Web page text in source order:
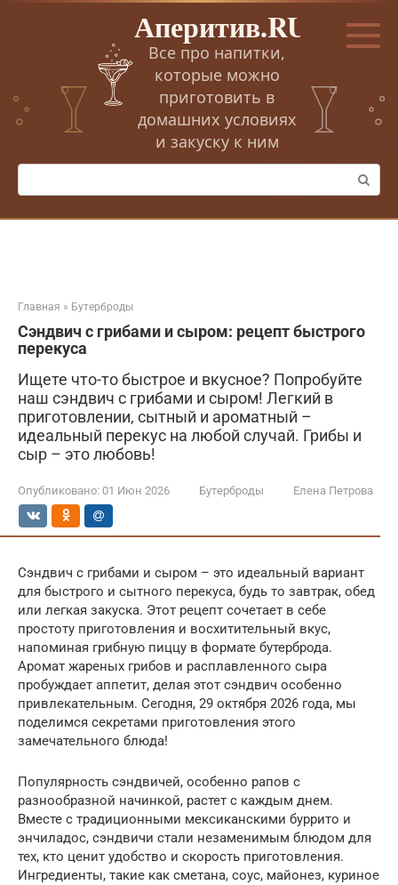
Перейти
Аперитив.RU
Все про напитки,
которые можно
приготовить в
домашних условиях
и закуску к ним
Поиск:
Главная » Бутерброды
Сэндвич с грибами и сыром: рецепт быстрого
перекуса
Ищете что-то быстрое и вкусное? Попробуйте
наш сэндвич с грибами и сыром! Легкий в
приготовлении, сытный и ароматный –
идеальный перекус на любой случай. Грибы и
сыр – это любовь!
Опубликовано: 01 Июн 2026 Бутерброды Елена Петрова
Сэндвич с грибами и сыром – это идеальный вариант
для быстрого и сытного перекуса, будь то завтрак, обед
или легкая закуска. Этот рецепт сочетает в себе
простоту приготовления и восхитительный вкус,
напоминая грибную пиццу в формате бутерброда.
Аромат жареных грибов и расплавленного сыра
пробуждает аппетит, делая этот сэндвич особенно
привлекательным. Сегодня, 29 октября 2026 года, мы
поделимся секретами приготовления этого
замечательного блюда!
Популярность сэндвичей, особенно рапов с
разнообразной начинкой, растет с каждым днем.
Вместе с традиционными мексиканскими буррито и
энчиладос, сэндвичи стали незаменимым блюдом для
тех, кто ценит удобство и скорость приготовления.
Ингредиенты, такие как сметана, соус, майонез, куриное